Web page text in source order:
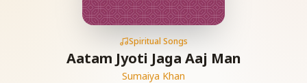
Spiritual Songs
Aatam Jyoti Jaga Aaj Man
Sumaiya Khan